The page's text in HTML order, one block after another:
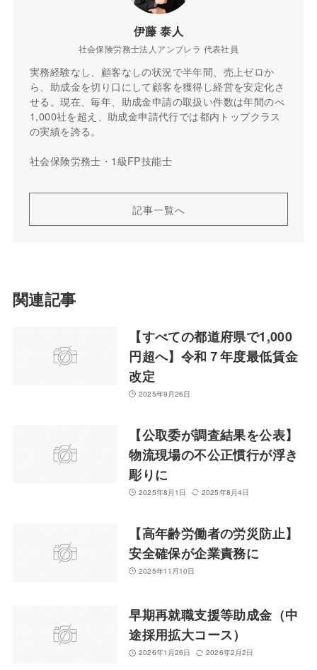
伊藤 泰人
社会保険労務士法人アンブレラ 代表社員
実務経験なし、顧客なしの状況で半年間、売上ゼロか
ら、助成金を切り口にして顧客を獲得し経営を安定化さ
せる。現在、毎年、助成金申請の取扱い件数は年間のべ
1,000社を超え、助成金申請代行では都内トップクラス
の実績を誇る。
社会保険労務士・1級FP技能士
記事一覧へ
関連記事
【すべての都道府県で1,000
円超へ】令和７年度最低賃金
改定
2025年9月26日
【公取委が調査結果を公表】
物流現場の不公正慣行が浮き
彫りに
2025年8月1日 2025年8月4日
【高年齢労働者の労災防止】
安全確保が企業責務に
2025年11月10日
早期再就職支援等助成金（中
途採用拡大コース）
2026年1月26日 2026年2月2日